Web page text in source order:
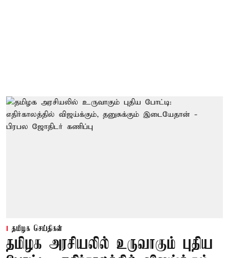
தமிழக செய்திகள்
தமிழக அரசியலில் உருவாகும் புதிய